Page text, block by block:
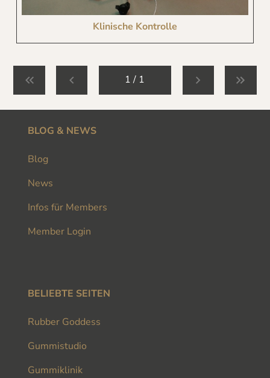
Klinische Kontrolle
1 / 1
BLOG & NEWS
Blog
News
Infos für Members
Member Login
BELIEBTE SEITEN
Rubber Goddess
Gummistudio
Gummiklinik